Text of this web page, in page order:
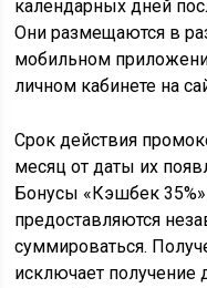
календарных дней
Они размещаются в
мобильном
личном кабинете на
Срок действия
месяц от даты их
Бонусы «Кэшбек
предоставляются
суммироваться.
исключает получение